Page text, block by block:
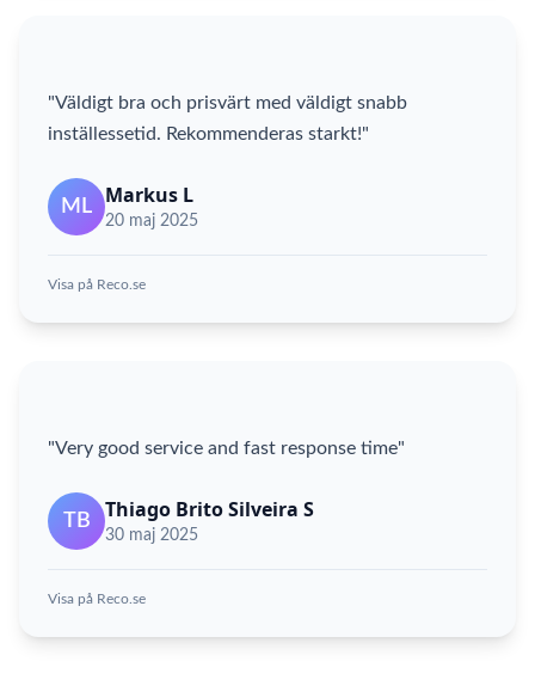
"Väldigt bra och prisvärt med väldigt snabb
inställessetid. Rekommenderas starkt!"
ML Markus L
20 maj 2025
Visa på Reco.se
"Very good service and fast response time"
TB Thiago Brito Silveira S
30 maj 2025
Visa på Reco.se